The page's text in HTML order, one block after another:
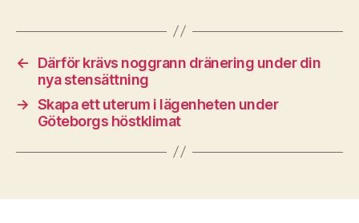
←
Därför krävs noggrann dränering under din
nya stensättning
→ Skapa ett uterum i lägenheten under
Göteborgs höstklimat